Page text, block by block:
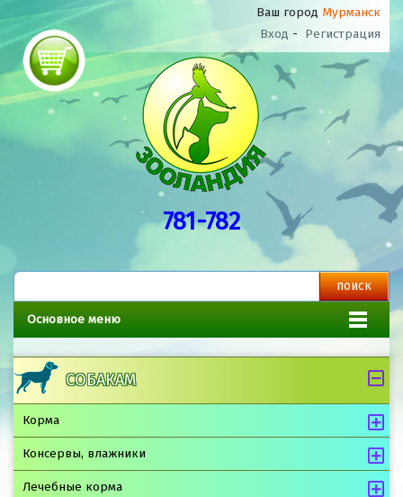
Ваш город Мурманск
Вход - Регистрация
781-782
Основное меню
СОБАКАМ
Корма
Консервы, влажники
Лечебные корма